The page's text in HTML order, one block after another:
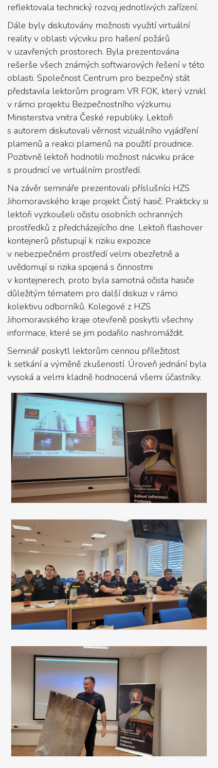
reflektovala technický rozvoj jednotlivých zařízení.
Dále byly diskutovány možnosti využití virtuální
reality v oblasti výcviku pro hašení požárů
v uzavřených prostorech. Byla prezentována
rešerše všech známých softwarových řešení v této
oblasti. Společnost Centrum pro bezpečný stát
představila lektorům program VR FOK, který vznikl
v rámci projektu Bezpečnostního výzkumu
Ministerstva vnitra České republiky. Lektoři
s autorem diskutovali věrnost vizuálního vyjádření
plamenů a reakci plamenů na použití proudnice.
Pozitivně lektoři hodnotili možnost nácviku práce
s proudnicí ve virtuálním prostředí.
Na závěr semináře prezentovali příslušníci HZS
Jihomoravského kraje projekt Čistý hasič. Prakticky si
lektoři vyzkoušeli očistu osobních ochranných
prostředků z předcházejícího dne. Lektoři flashover
kontejnerů přistupují k riziku expozice
v nebezpečném prostředí velmi obezřetně a
uvědomují si rizika spojená s činnostmi
v kontejnerech, proto byla samotná očista hasiče
důležitým tématem pro další diskuzi v rámci
kolektivu odborníků. Kolegové z HZS
Jihomoravského kraje otevřeně poskytli všechny
informace, které se jim podařilo nashromáždit.
Seminář poskytl lektorům cennou příležitost
k setkání a výměně zkušeností. Úroveň jednání byla
vysoká a velmi kladně hodnocená všemi účastníky.